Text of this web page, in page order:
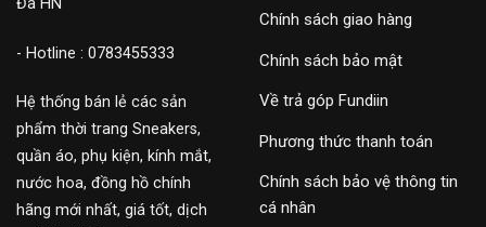
- Hotline : 0783455333
Hệ thống bán lẻ các sản
phẩm thời trang Sneakers,
quần áo, phụ kiện, kính mắt,
nước hoa, đồng hồ chính
hãng mới nhất, giá tốt, dịch
Chính sách giao hàng
Chính sách bảo mật
Về trả góp Fundiin
Phương thức thanh toán
Chính sách bảo vệ thông tin
cá nhân